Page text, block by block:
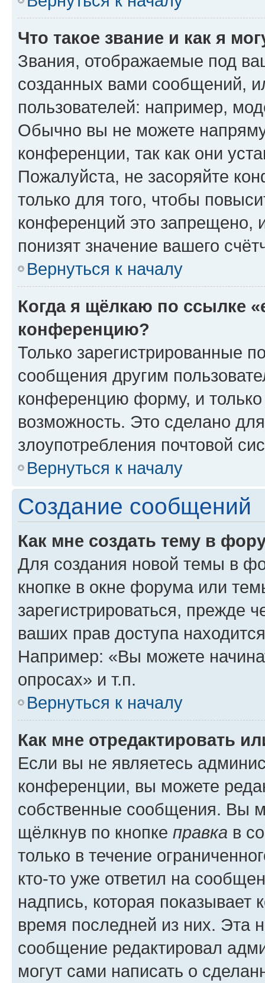
Что такое звание и как я
Звания, отображаемые под
созданных вами сообщений,
пользователей: например,
Обычно вы не можете
конференции, так как они
Пожалуйста, не засоряйте
только для того, чтобы
конференций это запрещено,
понизят значение вашего
Вернуться к началу
Когда я щёлкаю по ссылке
конференцию?
Только зарегистрированные
сообщения другим
конференцию форму, и
возможность. Это сделано
злоупотребления почтовой
Вернуться к началу
Создание сообщений
Как мне создать тему в
Для создания новой темы в
кнопке в окне форума или
зарегистрироваться, прежде
ваших прав доступа
Например: «Вы можете
опросах» и т.п.
Вернуться к началу
Как мне отредактировать
Если вы не являетесь
конференции, вы можете
собственные сообщения. Вы
щёлкнув по кнопке правка в
только в течение
кто-то уже ответил на
надпись, которая показывает
время последней из них. Эта
сообщение редактировал
могут сами написать о